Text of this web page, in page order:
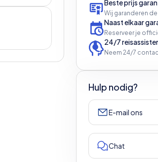
Beste prijs
Wij garanderen
Naast elkaar
Reserveer je
24/7
Neem 24/7
Hulp nodig?
E-mail ons
Chat